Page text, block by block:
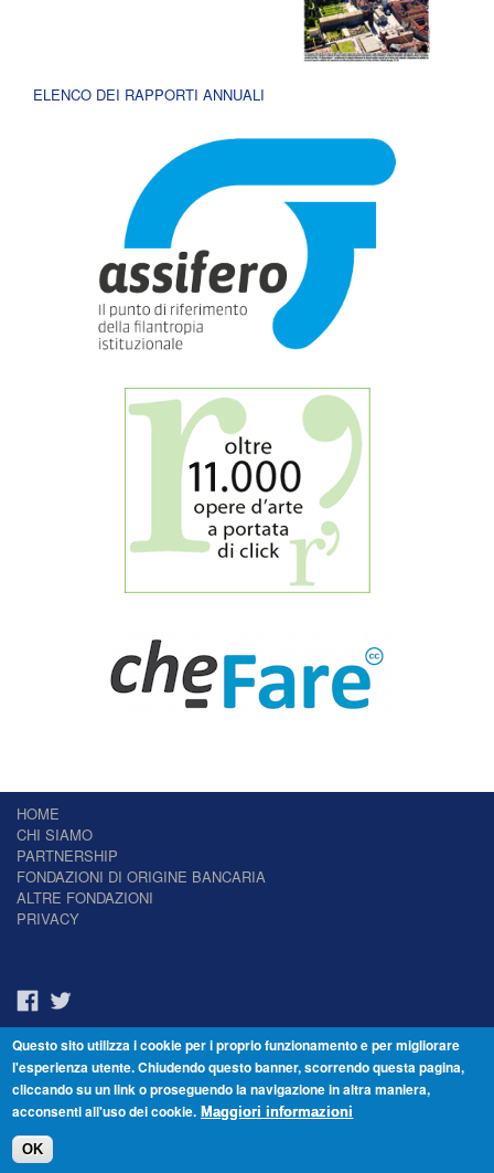
ELENCO DEI RAPPORTI ANNUALI
HOME
CHI SIAMO
PARTNERSHIP
FONDAZIONI DI ORIGINE BANCARIA
ALTRE FONDAZIONI
PRIVACY
Il Giornale delle Fondazioni - Periodico telematico
Reg. Tribunale n.7 del 22/07/2014 – ISSN 2421-2466
© Fondazione Venezia 2000 - Dorsoduro 3488/U - 30123 Venezia - Italia -
Questo sito utilizza i cookie per i proprio funzionamento e per migliorare
l'esperienza utente. Chiudendo questo banner, scorrendo questa pagina,
cliccando su un link o proseguendo la navigazione in altra maniera,
acconsenti all'uso dei cookie. Maggiori informazioni
OK